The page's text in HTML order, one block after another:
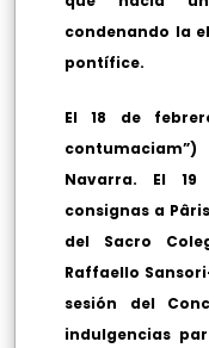
condenando la
pontífice.
El 18 de
Navarra. El
consignas a
del Sacro
Raffaello
sesión del
indulgencias